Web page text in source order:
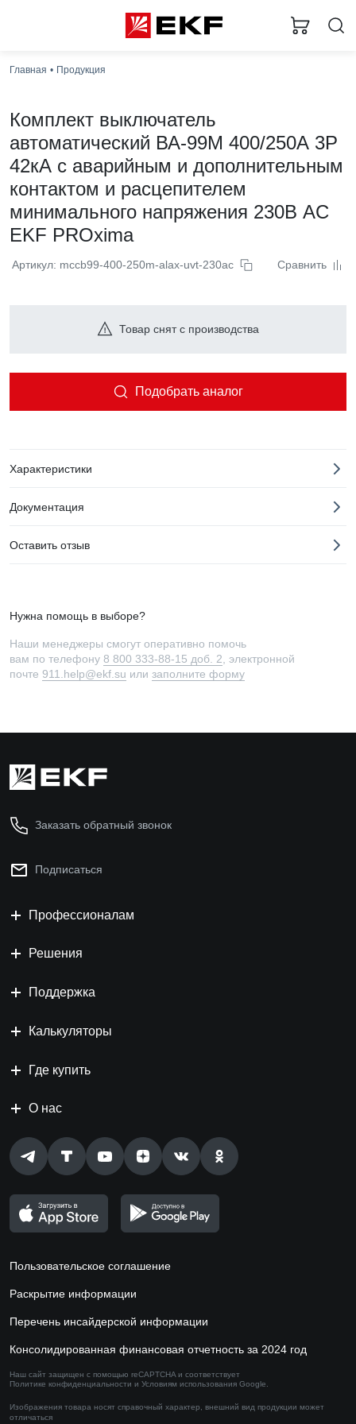
Главная Продукция
Комплект выключатель
автоматический ВА-99М 400/250А 3P
42кА с аварийным и дополнительным
контактом и расцепителем
минимального напряжения 230В AC
EKF PROxima
Артикул: mccb99-400-250m-alax-uvt-230ac Сравнить
Товар снят с производства
Подобрать аналог
Характеристики
Документация
Оставить отзыв
Нужна помощь в выборе?
Наши менеджеры смогут оперативно помочь
вам по телефону 8 800 333-88-15 доб. 2 , электронной
почте 911.help@ekf.su или заполните форму
Заказать обратный звонок
Подписаться
Профессионалам
Решения
Поддержка
Калькуляторы
Где купить
О нас
Пользовательское соглашение
Раскрытие информации
Перечень инсайдерской информации
Консолидированная финансовая отчетность за 2024 год
Наш сайт защищен с помощью reCAPTCHA и соответствует
Политике конфиденциальности и Условиям использования Google.
Изображения товара носят справочный характер, внешний вид продукции может
отличаться